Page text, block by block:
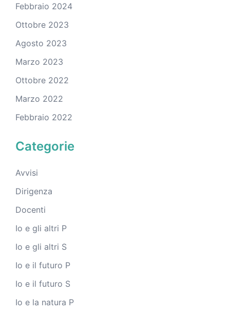
Febbraio 2024
Ottobre 2023
Agosto 2023
Marzo 2023
Ottobre 2022
Marzo 2022
Febbraio 2022
Categorie
Avvisi
Dirigenza
Docenti
Io e gli altri P
Io e gli altri S
Io e il futuro P
Io e il futuro S
Io e la natura P